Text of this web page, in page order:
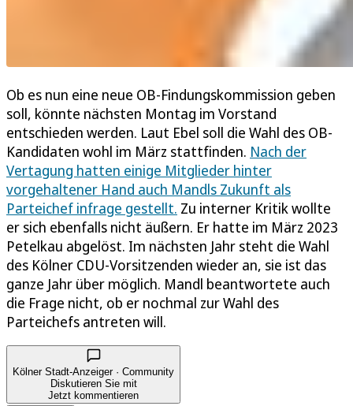
Ob es nun eine neue OB-Findungskommission geben
soll, könnte nächsten Montag im Vorstand
entschieden werden. Laut Ebel soll die Wahl des OB-
Kandidaten wohl im März stattfinden. Nach der
Vertagung hatten einige Mitglieder hinter
vorgehaltener Hand auch Mandls Zukunft als
Parteichef infrage gestellt. Zu interner Kritik wollte
er sich ebenfalls nicht äußern. Er hatte im März 2023
Petelkau abgelöst. Im nächsten Jahr steht die Wahl
des Kölner CDU-Vorsitzenden wieder an, sie ist das
ganze Jahr über möglich. Mandl beantwortete auch
die Frage nicht, ob er nochmal zur Wahl des
Parteichefs antreten will.
Kölner Stadt-Anzeiger · Community
Diskutieren Sie mit
Jetzt kommentieren